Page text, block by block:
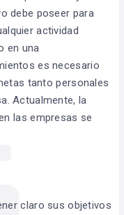
debe poseer para
actividad
en una
es necesario
tanto personales
Actualmente, la
las empresas se
claro sus objetivos